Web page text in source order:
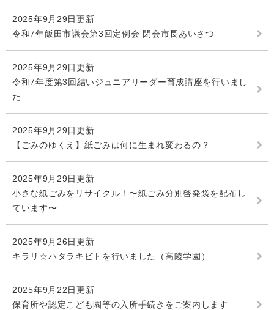
2025年9月29日更新
令和7年飯田市議会第3回定例会 閉会市長あいさつ
2025年9月29日更新
令和7年度第3回結いジュニアリーダー育成講座を行いまし
た
2025年9月29日更新
【ごみのゆくえ】紙ごみは何に生まれ変わるの？
2025年9月29日更新
小さな紙ごみをリサイクル！〜紙ごみ分別啓発袋を配布し
ています〜
2025年9月26日更新
キラリ☆ハタラキビトを行いました（高陵学園）
2025年9月22日更新
保育所や認定こども園等の入所手続きをご案内します